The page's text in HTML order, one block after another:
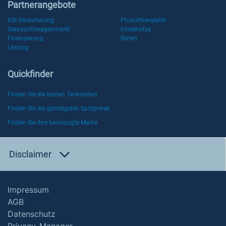
Partnerangebote
Kfz-Versicherung
Produktvergleich
Gebrauchtwagenmarkt
Kindersitze
Finanzierung
Reifen
Leasing
Quickfinder
Finden Sie die besten Tankstellen
Finden Sie die günstigsten Spritpreise
Finden Sie Ihre bevorzugte Marke
Disclaimer
Impressum
AGB
Datenschutz